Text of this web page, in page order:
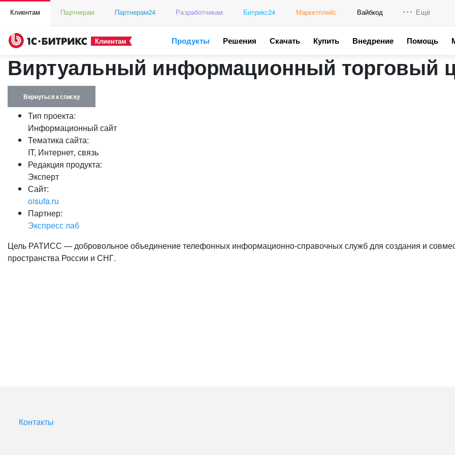
Клиентам Партнерам Партнерам24 Разработчикам Битрикс24 Маркетплейс Вайбкод Ещё
Промо
Клиентам Продукты Решения Скачать Купить Внедрение Помощь
Виртуальный информационный торговый
Вернуться к списку
Тип проекта:
Информационный сайт
Тематика сайта:
IT, Интернет, связь
Редакция продукта:
Эксперт
Сайт:
oisufa.ru
Партнер:
Экспресс лаб
Цель РАТИСС — добро­воль­ное объединение телефон­ных информационно-спра­вочных служб для создания и
пространства России и СНГ.
Контакты